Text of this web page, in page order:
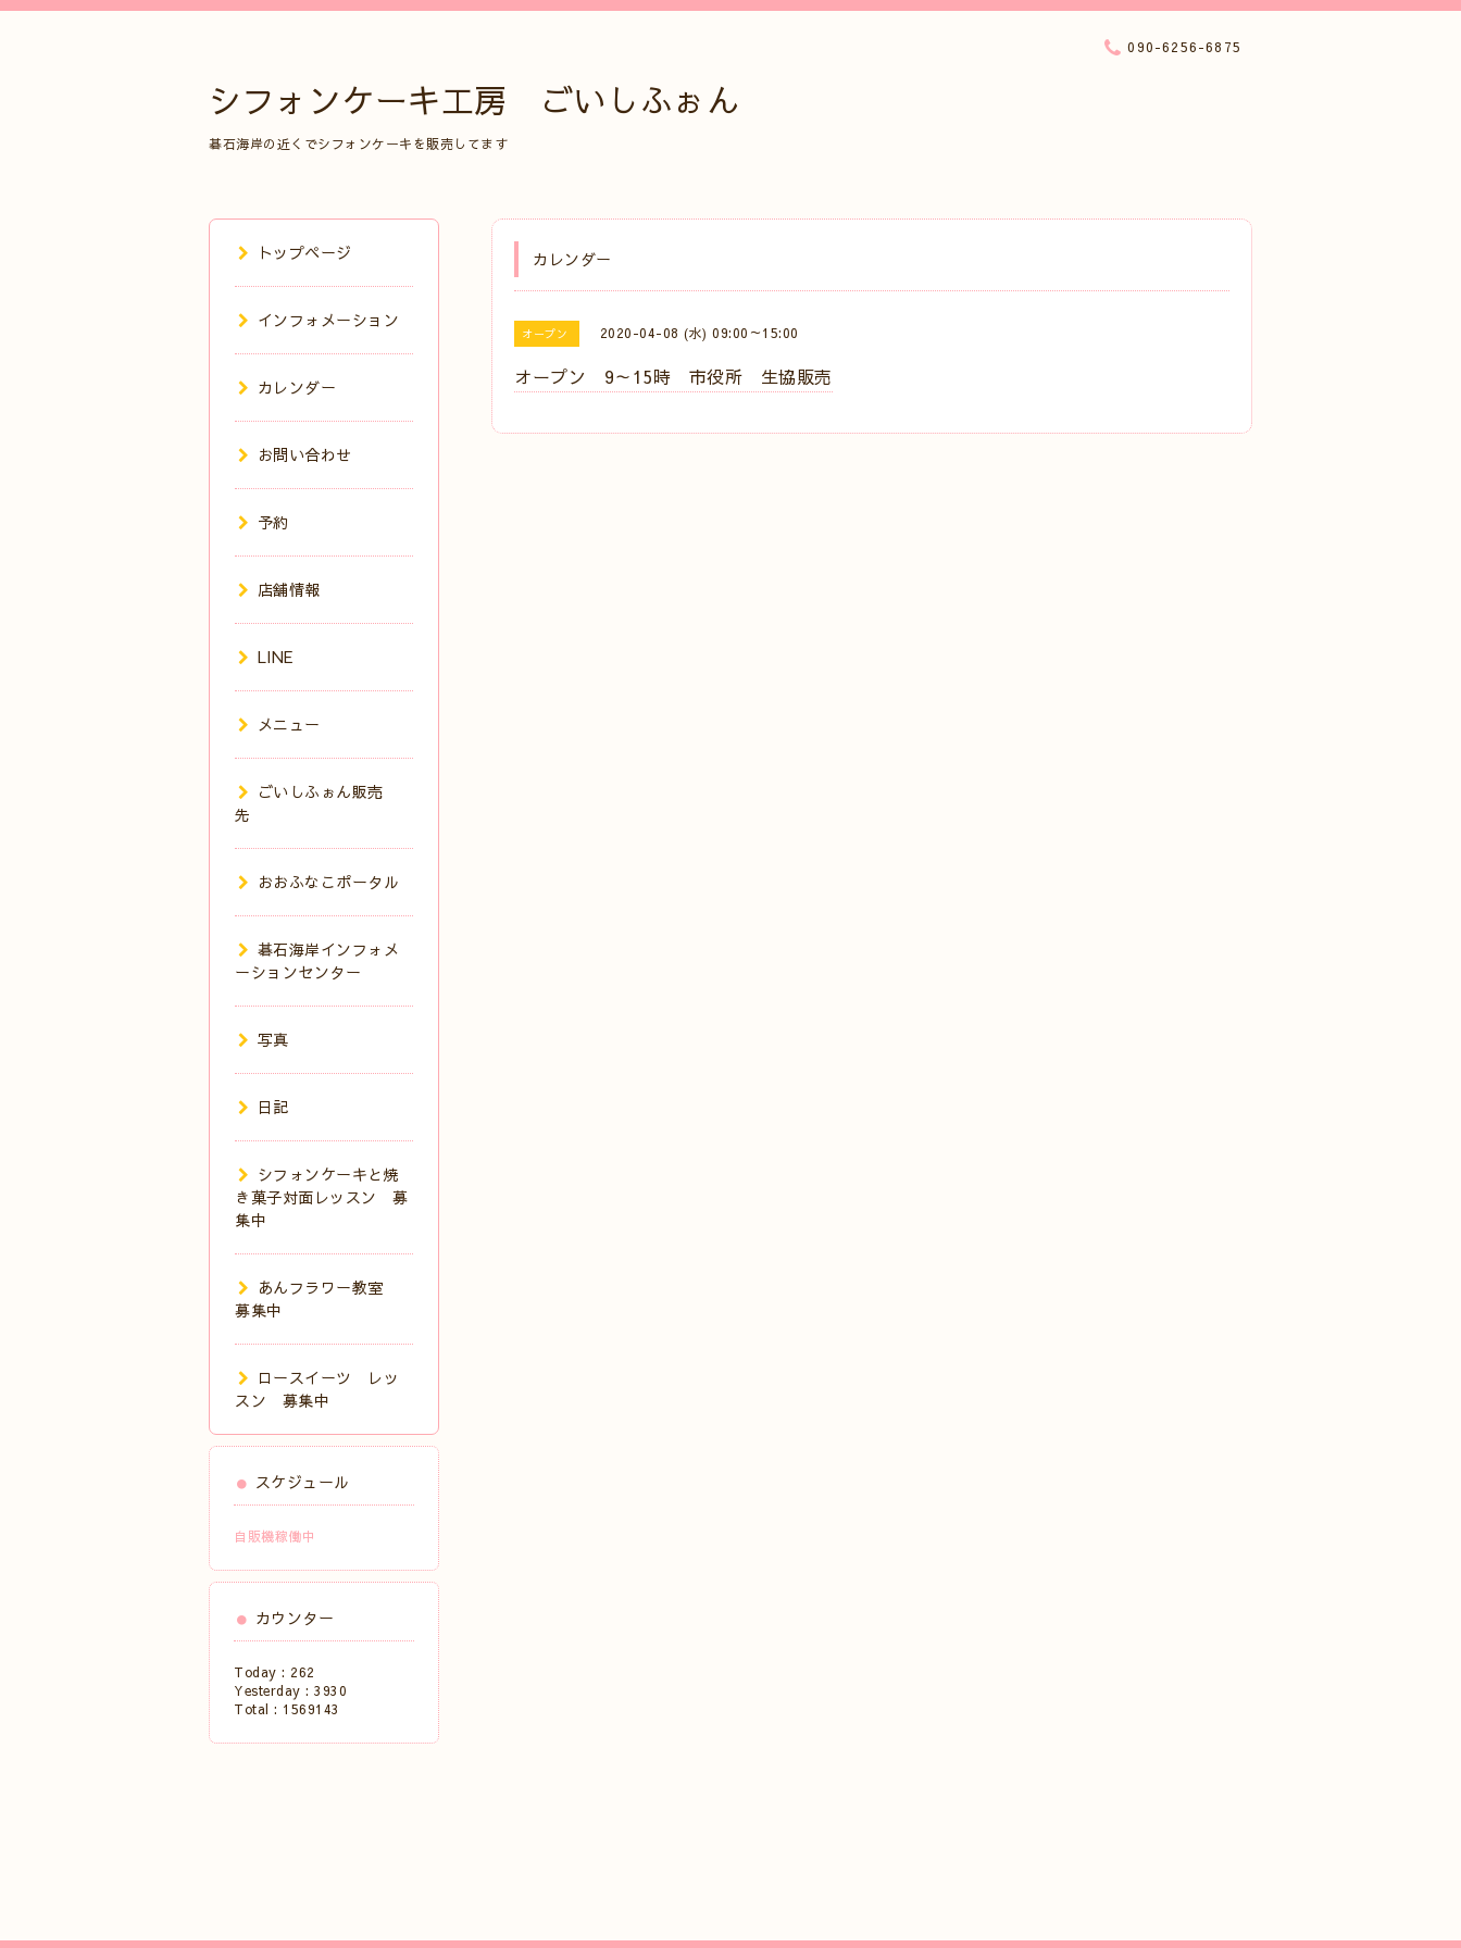
シフォンケーキ工房 ごいしふぉん
碁石海岸の近くでシフォンケーキを販売してます
090-6256-6875
カレンダー
オープン 2020-04-08 (水) 09:00～15:00
オープン 9～15時 市役所 生協販売
トップページ
インフォメーション
カレンダー
お問い合わせ
予約
店舗情報
LINE
メニュー
ごいしふぉん販売
先
おおふなこポータル
碁石海岸インフォメ
ーションセンター
写真
日記
シフォンケーキと焼
き菓子対面レッスン 募
集中
あんフラワー教室
募集中
ロースイーツ レッ
スン 募集中
スケジュール
自販機稼働中
カウンター
Today : 262
Yesterday : 3930
Total : 1569143